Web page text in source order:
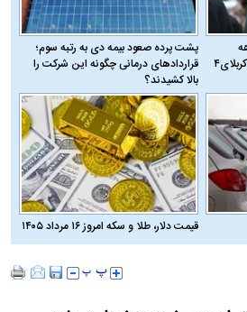
جنجال‌آفرینی مرد هزار نسخه؛ از کربلای۴
پشت پرده صعود بیمه دی به رتبه سوم؛
قراردادهای درمانی چگونه این شرکت را
بالا کشیدند؟
قیمت دلار، طلا و سکه امروز ۱۶ مرداد ۱۴۰۵